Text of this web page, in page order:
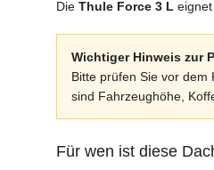
Die Thule Force 3 L
Wichtiger Hinweis zur
Bitte prüfen Sie vor dem
sind Fahrzeughöhe,
Für wen ist diese